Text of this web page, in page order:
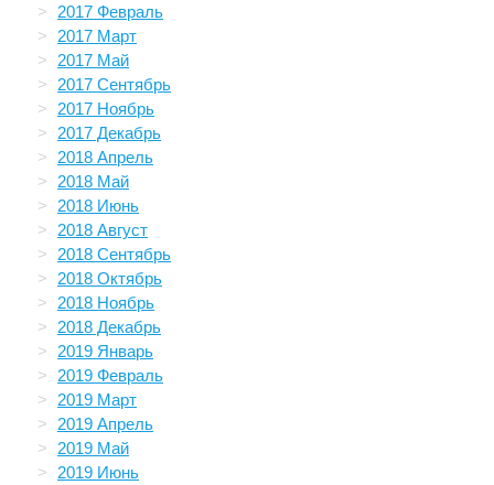
2017 Февраль
2017 Март
2017 Май
2017 Сентябрь
2017 Ноябрь
2017 Декабрь
2018 Апрель
2018 Май
2018 Июнь
2018 Август
2018 Сентябрь
2018 Октябрь
2018 Ноябрь
2018 Декабрь
2019 Январь
2019 Февраль
2019 Март
2019 Апрель
2019 Май
2019 Июнь